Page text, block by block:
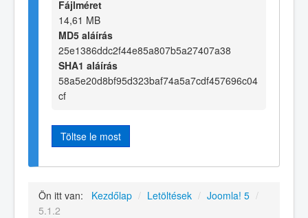
Fájlméret
14,61 MB
MD5 aláírás
25e1386ddc2f44e85a807b5a27407a38
SHA1 aláírás
58a5e20d8bf95d323baf74a5a7cdf457696c04
cf
Töltse le most
Ön itt van: Kezdőlap / Letöltések / Joomla! 5 /
5.1.2